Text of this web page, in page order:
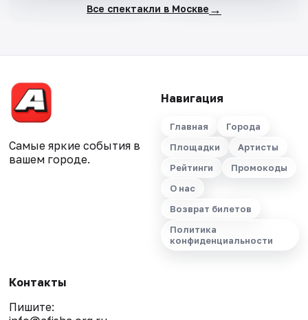
Все спектакли в Москве →
Самые яркие события в
вашем городе.
Навигация
Главная
Города
Площадки
Артисты
Рейтинги
Промокоды
О нас
Возврат билетов
Политика
конфиденциальности
Контакты
Пишите: